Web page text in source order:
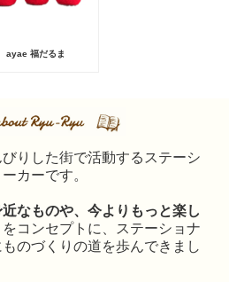
ayae 福だるま
りした街で活動するステーシ
カーです。
近なものや、今よりもっと楽し
をコンセプトに、ステーショナ
のづくりの道を歩んできまし